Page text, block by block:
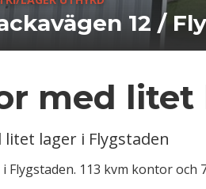
12 /
med litet
lager i Flygstaden
Flygstaden. 113 kvm kontor